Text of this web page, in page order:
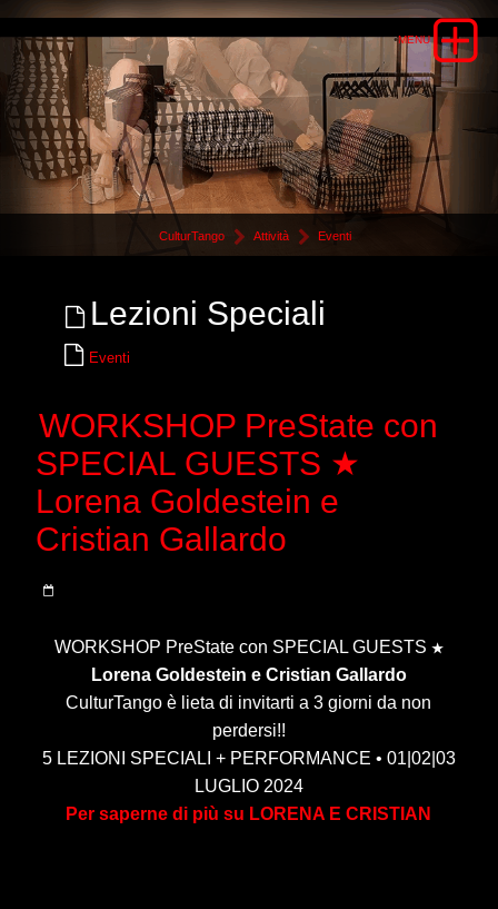
CulturTango Attività Eventi
Lezioni Speciali
Eventi
WORKSHOP PreState con
SPECIAL GUESTS ★
Lorena Goldestein e
Cristian Gallardo
WORKSHOP PreState con SPECIAL GUESTS ★
Lorena Goldestein e Cristian Gallardo
CulturTango è lieta di invitarti a 3 giorni da non
perdersi!!
5 LEZIONI SPECIALI + PERFORMANCE • 01|02|03
LUGLIO 2024
Per saperne di più su LORENA E CRISTIAN